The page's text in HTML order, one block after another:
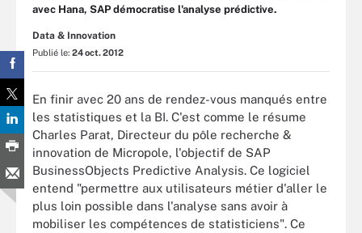
avec Hana, SAP démocratise l'analyse prédictive.
Data & Innovation
Publié le: 24 oct. 2012
En finir avec 20 ans de rendez-vous manqués entre
les statistiques et la BI. C'est comme le résume
Charles Parat, Directeur du pôle recherche &
innovation de Micropole, l'objectif de SAP
BusinessObjects Predictive Analysis. Ce logiciel
entend "permettre aux utilisateurs métier d'aller le
plus loin possible dans l'analyse sans avoir à
mobiliser les compétences de statisticiens". Ce